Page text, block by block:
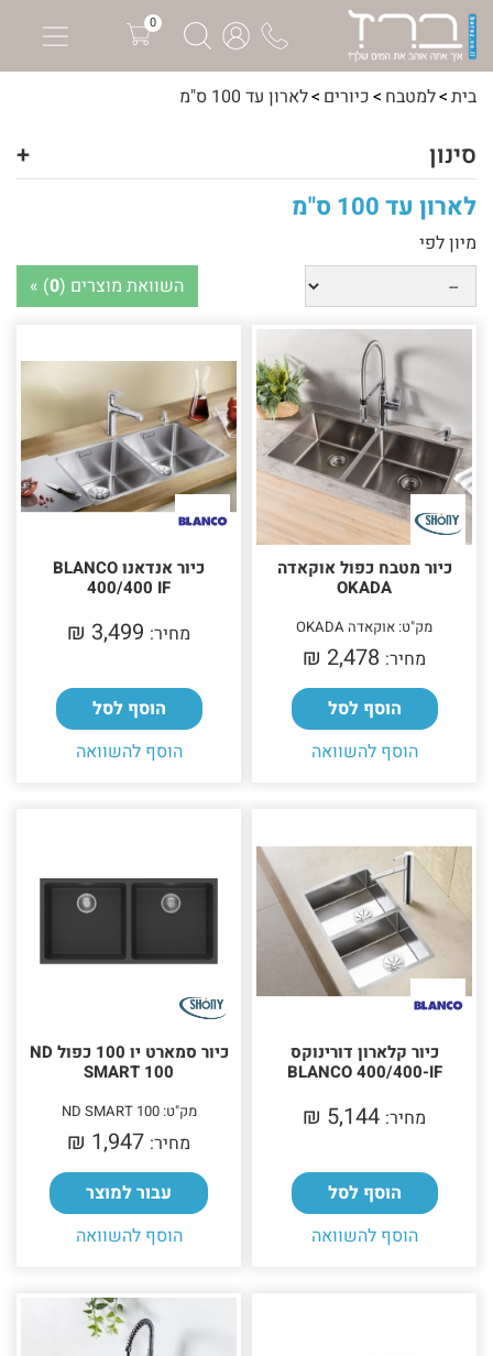
0
בית למטבח כיורים לארון עד 100 ס"מ
סינון
+
לארון עד 100 ס"מ
מיון לפי
השוואת מוצרים (0
) »
כיור מטבח כפול אוקאדה
OKADA
מק"ט: אוקאדה OKADA
מחיר: 2,478 ₪‎
הוסף לסל
הוסף להשוואה
כיור אנדאנו BLANCO
400/400 IF
מחיר: 3,499 ₪‎
הוסף לסל
הוסף להשוואה
כיור קלארון דורינוקס
BLANCO 400/400-IF
מחיר: 5,144 ₪‎
הוסף לסל
הוסף להשוואה
כיור סמארט יו 100 כפול ND
SMART 100
מק"ט: ND SMART 100
מחיר: 1,947 ₪‎
עבור למוצר
הוסף להשוואה